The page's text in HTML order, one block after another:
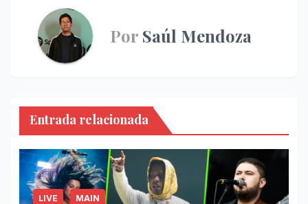
Por Saúl Mendoza
Entrada relacionada
LIVE MAIN